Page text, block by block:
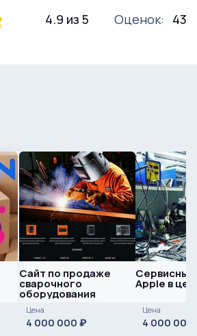
4.9 из 5 Оценок: 43
Сайт по продаже
сварочного
оборудования
Цена
4 000 000 ₽
Apple в
Цена
4 000 000